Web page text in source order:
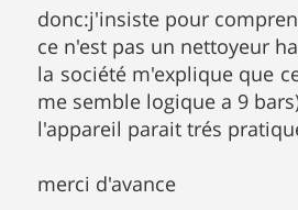
g
e
donc:j'insiste pour
ce n'est pas un nettoyeur
la société m'explique que
me semble logique a 9
l'appareil parait trés
merci d'avance